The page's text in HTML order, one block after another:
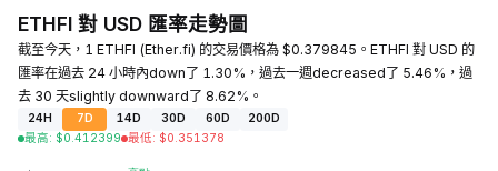
ETHFI 對 USD 匯率走勢圖
截至今天，1 ETHFI (Ether.fi) 的交易價格為 $0.379845。ETHFI 對 USD 的
匯率在過去 24 小時內down了 1.30%，過去一週decreased了 5.46%，過
去 30 天slightly downward了 8.62%。
24H 7D 14D 30D 60D
200D
最高: $0.412399 最低: $0.351378